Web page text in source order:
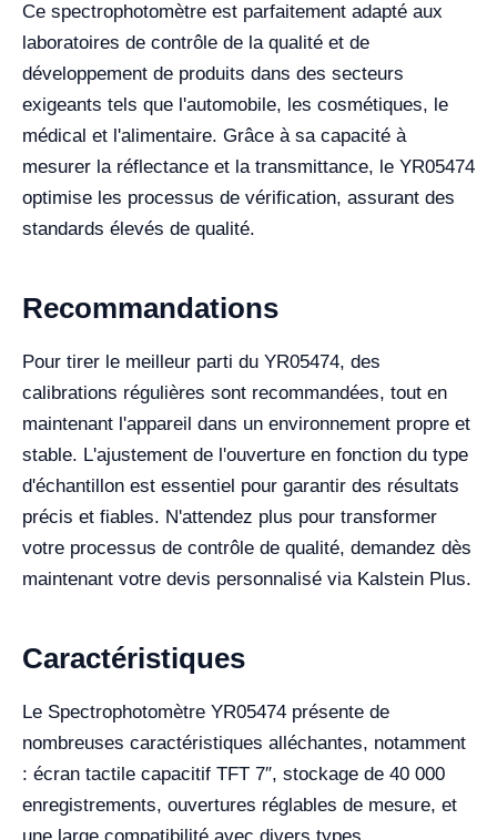
Ce spectrophotomètre est parfaitement adapté aux
laboratoires de contrôle de la qualité et de
développement de produits dans des secteurs
exigeants tels que l'automobile, les cosmétiques, le
médical et l'alimentaire. Grâce à sa capacité à
mesurer la réflectance et la transmittance, le YR05474
optimise les processus de vérification, assurant des
standards élevés de qualité.
Recommandations
Pour tirer le meilleur parti du YR05474, des
calibrations régulières sont recommandées, tout en
maintenant l'appareil dans un environnement propre et
stable. L'ajustement de l'ouverture en fonction du type
d'échantillon est essentiel pour garantir des résultats
précis et fiables. N'attendez plus pour transformer
votre processus de contrôle de qualité, demandez dès
maintenant votre devis personnalisé via Kalstein Plus.
Caractéristiques
Le Spectrophotomètre YR05474 présente de
nombreuses caractéristiques alléchantes, notamment
: écran tactile capacitif TFT 7″, stockage de 40 000
enregistrements, ouvertures réglables de mesure, et